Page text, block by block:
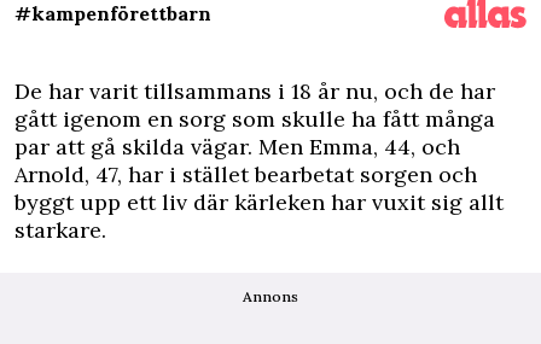
#kampenförettbarn
De har varit tillsammans i 18 år nu, och de har
gått igenom en sorg som skulle ha fått många
par att gå skilda vägar. Men Emma, 44, och
Arnold, 47, har i stället bearbetat sorgen och
byggt upp ett liv där kärleken har vuxit sig allt
starkare.
Annons